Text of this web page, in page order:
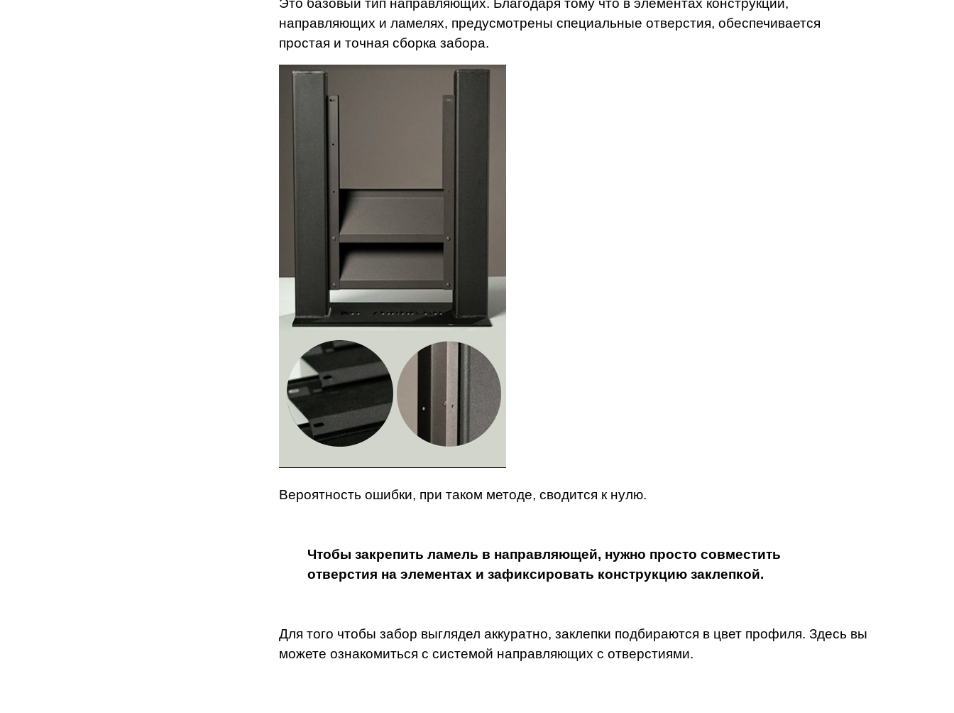
направляющих и ламелях, предусмотрены специальные отверстия, обеспечивается
простая и точная сборка забора.
Вероятность ошибки, при таком методе, сводится к нулю.
Чтобы закрепить ламель в направляющей, нужно просто совместить
отверстия на элементах и зафиксировать конструкцию заклепкой.
Для того чтобы забор выглядел аккуратно, заклепки подбираются в цвет профиля. Здесь вы
можете ознакомиться с системой направляющих с отверстиями.